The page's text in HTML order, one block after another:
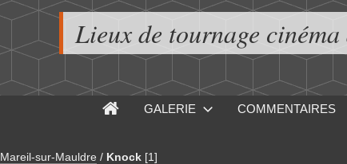
Lieux de tournage cinéma
GALERIE COMMENTAIRES
Mareil-sur-Mauldre / Knock [1]